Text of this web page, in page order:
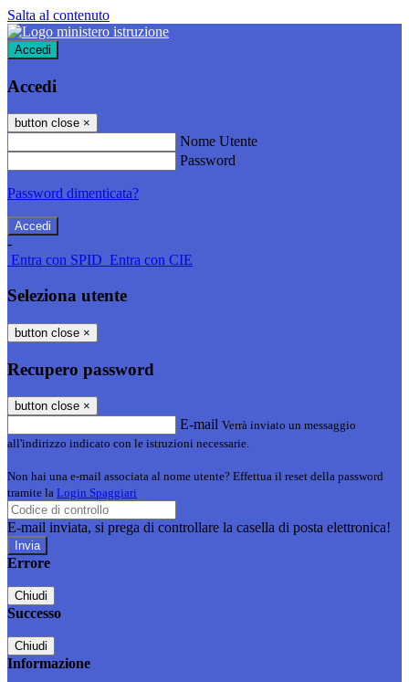
Salta al contenuto
Accedi
Accedi
button close ×
Nome Utente
Password
Password dimenticata?
-
Entra con SPID Entra con CIE
Seleziona utente
button close ×
Recupero password
button close ×
E-mail Verrà inviato un messaggio
all'indirizzo indicato con le istruzioni necessarie.
Non hai una e-mail associata al nome utente? Effettua il reset della password
tramite la Login Spaggiari
E-mail inviata, si prega di controllare la casella di posta elettronica!
Errore
Chiudi
Successo
Chiudi
Informazione